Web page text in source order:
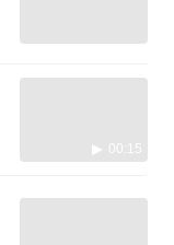
00:15